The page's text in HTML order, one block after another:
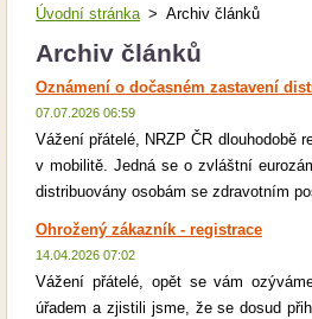
Úvodní stránka > Archiv článků
Archiv článků
Oznámení o dočasném zastavení
07.07.2026 06:59
Vážení přátelé, NRZP ČR dlouhodobě
v mobilitě. Jedná se o zvláštní
distribuovány osobám se zdravotním
Ohrožený zákazník - registrace
14.04.2026 07:02
Vážení přátelé, opět se vám
úřadem a zjistili jsme, že se dosud